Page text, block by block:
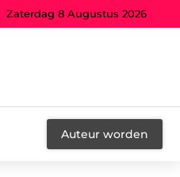
Zaterdag 8 Augustus 2026
Auteur worden